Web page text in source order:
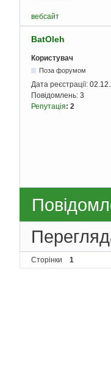
вебсайт
BatOleh
Користувач
Поза форумом
Дата реєстрації:
Повідомлень: 3
Репутація: 2
Сторінки 1